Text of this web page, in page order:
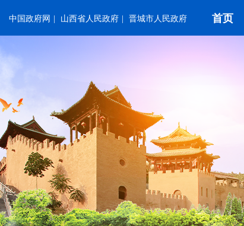
中国政府网 山西省人民政府 晋城市人民政府 首页